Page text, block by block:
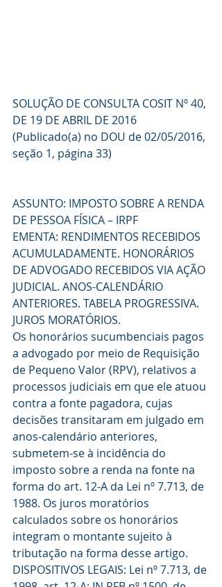
SOLUÇÃO DE CONSULTA COSIT Nº 40,
DE 19 DE ABRIL DE 2016
(Publicado(a) no DOU de 02/05/2016,
seção 1, página 33)
ASSUNTO: IMPOSTO SOBRE A RENDA
DE PESSOA FÍSICA – IRPF
EMENTA: RENDIMENTOS RECEBIDOS
ACUMULADAMENTE. HONORÁRIOS
DE ADVOGADO RECEBIDOS VIA AÇÃO
JUDICIAL. ANOS-CALENDÁRIO
ANTERIORES. TABELA PROGRESSIVA.
JUROS MORATÓRIOS.
Os honorários sucumbenciais pagos
a advogado por meio de Requisição
de Pequeno Valor (RPV), relativos a
processos judiciais em que ele atuou
contra a fonte pagadora, cujas
decisões transitaram em julgado em
anos-calendário anteriores,
submetem-se à incidência do
imposto sobre a renda na fonte na
forma do art. 12-A da Lei nº 7.713, de
1988. Os juros moratórios
calculados sobre os honorários
integram o montante sujeito à
tributação na forma desse artigo.
DISPOSITIVOS LEGAIS: Lei nº 7.713, de